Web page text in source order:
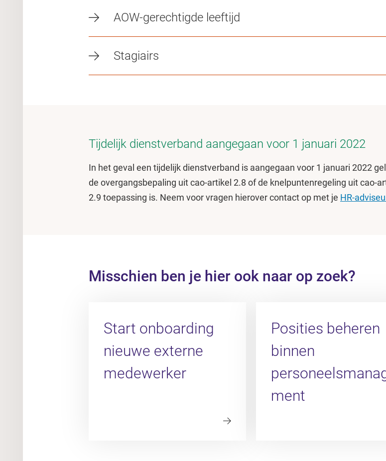
AOW-gerechtigde leeftijd
Stagiairs
Tijdelijk dienstverband aangegaan voor 1 januari 2022
In het geval een tijdelijk dienstverband is aangegaan voor 1 januari 2022
de overgangsbepaling uit cao-artikel 2.8 of de knelpuntenregeling uit cao-
2.9 toepassing is. Neem voor vragen hierover contact op met je HR-
Misschien ben je hier ook naar op zoek?
Start onboarding
nieuwe externe
medewerker
Posities beheren
binnen
ment